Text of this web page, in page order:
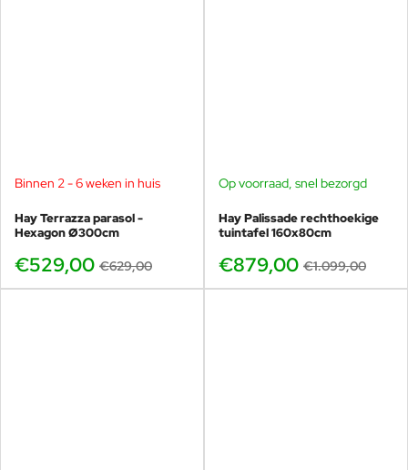
-16%
Binnen 2 - 6 weken in huis
Hay Terrazza parasol -
Hexagon Ø300cm
€529,00 €629,00
-20%
Op voorraad, snel bezorgd
Hay Palissade rechthoekige
tuintafel 160x80cm
€879,00 €1.099,00